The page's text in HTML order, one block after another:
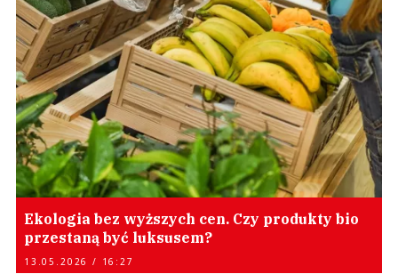
Ekologia bez wyższych cen. Czy produkty bio
przestaną być luksusem?
13.05.2026 / 16:27